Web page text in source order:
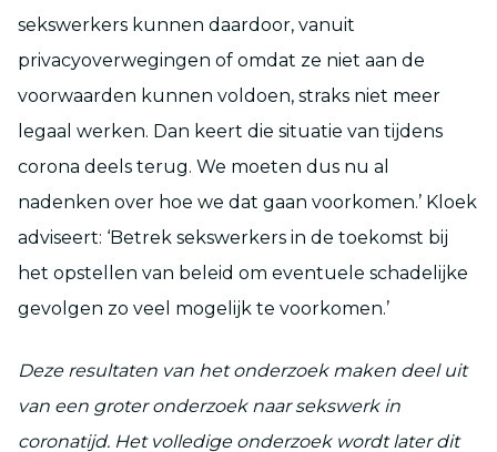
sekswerkers kunnen daardoor, vanuit
privacyoverwegingen of omdat ze niet aan de
voorwaarden kunnen voldoen, straks niet meer
legaal werken. Dan keert die situatie van tijdens
corona deels terug. We moeten dus nu al
nadenken over hoe we dat gaan voorkomen.’ Kloek
adviseert: ‘Betrek sekswerkers in de toekomst bij
het opstellen van beleid om eventuele schadelijke
gevolgen zo veel mogelijk te voorkomen.’
Deze resultaten van het onderzoek maken deel uit
van een groter onderzoek naar sekswerk in
coronatijd. Het volledige onderzoek wordt later dit